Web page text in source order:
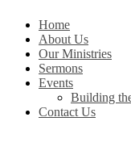
Home
About Us
Our Ministries
Sermons
Events
Building
Contact Us